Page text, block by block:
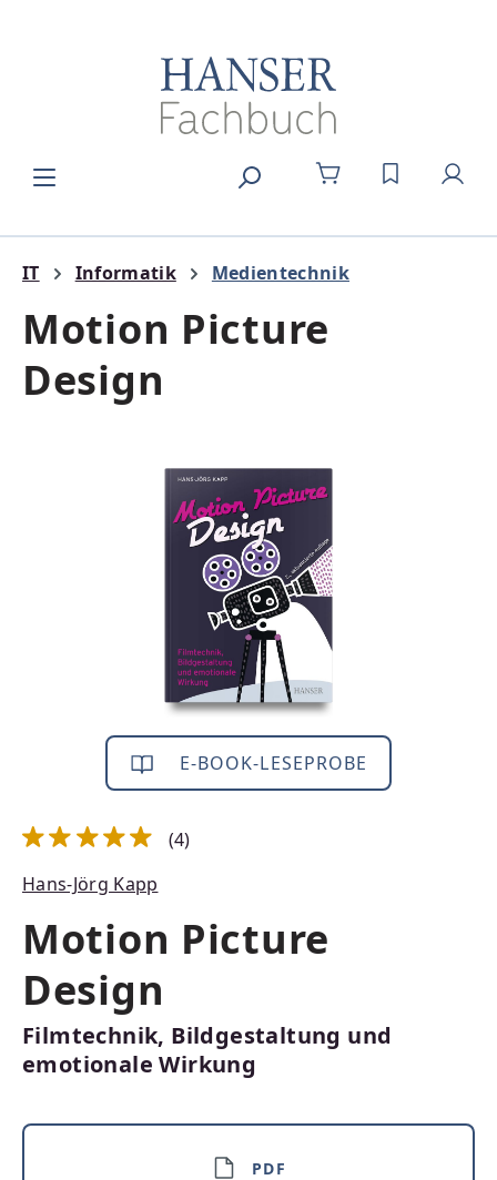
DU HAST 0
IT Informatik Medientechnik
Motion Picture
Design
Bildergalerie überspringen
E-BOOK-LESEPROBE
(4)
Hans-Jörg Kapp
Motion Picture
Design
Filmtechnik, Bildgestaltung und
emotionale Wirkung
PDF